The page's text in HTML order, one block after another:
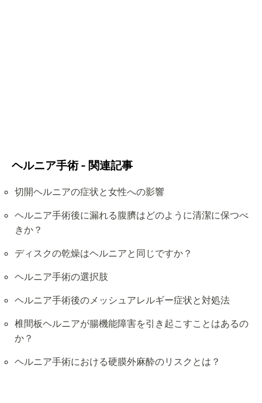
ヘルニア手術 - 関連記事
切開ヘルニアの症状と女性への影響
ヘルニア手術後に漏れる腹臍はどのように清潔に保つべ
きか？
ディスクの乾燥はヘルニアと同じですか？
ヘルニア手術の選択肢
ヘルニア手術後のメッシュアレルギー症状と対処法
椎間板ヘルニアが腸機能障害を引き起こすことはあるの
か？
ヘルニア手術における硬膜外麻酔のリスクとは？